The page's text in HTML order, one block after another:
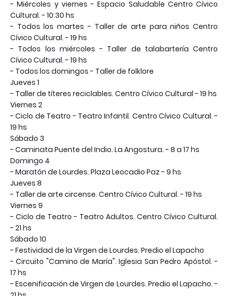
- Miércoles y viernes - Espacio Saludable Centro Cívico
Cultural. - 10:30 hs
- Todos los martes - Taller de arte para niños Centro
Cívico Cultural. - 19 hs
- Todos los miércoles - Taller de talabartería Centro
Cívico Cultural. - 19 hs
- Todos los domingos - Taller de folklore
Jueves 1
- Taller de títeres reciclables. Centro Cívico Cultural - 19 hs
Viernes 2
- Ciclo de Teatro - Teatro Infantil. Centro Cívico Cultural. -
19 hs
Sábado 3
- Caminata Puente del Indio. La Angostura. - 8 a 17 hs
Domingo 4
- Maratón de Lourdes. Plaza Leocadio Paz - 9 hs
Jueves 8
- Taller de arte circense. Centro Cívico Cultural. - 19 hs
Viernes 9
- Ciclo de Teatro - Teatro Adultos. Centro Cívico Cultural.
- 21 hs
Sábado 10
- Festividad de la Virgen de Lourdes. Predio el Lapacho
- Circuito "Camino de María". Iglesia San Pedro Apóstol. -
17 hs
- Escenificación de Virgen de Lourdes. Predio el Lapacho. -